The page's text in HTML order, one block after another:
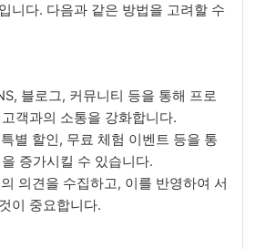
니다. 다음과 같은 방법을 고려할 수
블로그, 커뮤니티 등을 통해 프로
객과의 소통을 강화합니다.
특별 할인, 무료 체험 이벤트 등을 통
증가시킬 수 있습니다.
의견을 수집하고, 이를 반영하여 서
이 중요합니다.